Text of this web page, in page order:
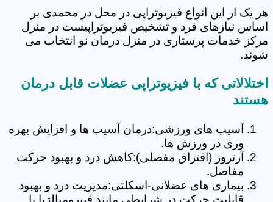
هر یک از این انواع فیزیوتراپی در محل در محمدی بر
اساس نیازهای فرد و تشخیص فیزیوتراپیست در منزل
مرکز خدمات پرستاری در منزل درمان نو انتخاب می
شوند.
اختلالاتی که با فیزیوتراپی عضلات قابل درمان
هستند
آسیب های ورزشی:درمان آسیب ها و افزایش بهره
وری در ورزش ها.
آرتروز (افتراق مفصلی):کاهش درد و بهبود حرکت
مفاصل.
بیماری های عضلانی-اسکلتی:مدیریت درد و بهبود
قابلیت حرکت در شرایطی مانند فیبرومیالژیا یا